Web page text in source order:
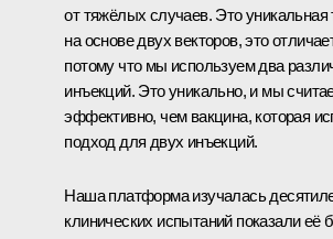
от тяжёлых случаев. Это уникальная
на основе двух векторов, это
потому что мы используем два
инъекций. Это уникально, и мы
эффективно, чем вакцина, которая
подход для двух инъекций.
Наша платформа изучалась
клинических испытаний показали её